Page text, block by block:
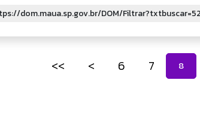
<< < 6 7 8